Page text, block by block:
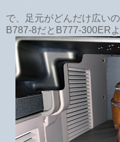
で、足元がどんだけ広い
B787-8だとB777-300ER